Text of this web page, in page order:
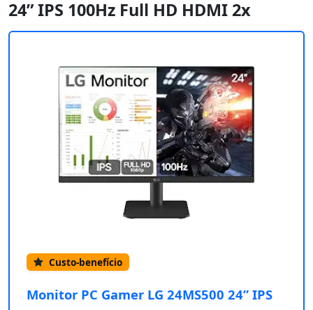
24” IPS 100Hz Full HD HDMI 2x
Custo-benefício
Monitor PC Gamer LG 24MS500 24” IPS